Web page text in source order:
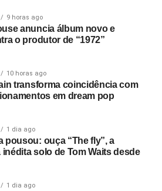
9 horas ago
anuncia álbum novo e
o produtor de “1972”
10 horas ago
transforma coincidência com
em dream pop
1 dia ago
pousou: ouça “The fly”, a
inédita solo de Tom Waits desde
1 dia ago